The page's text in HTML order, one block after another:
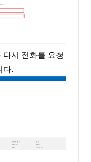
시 전화를 요청
다.